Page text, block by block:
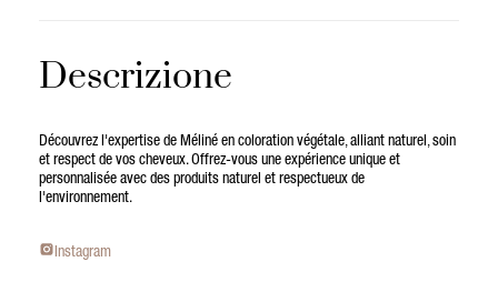
Descrizione
Découvrez l'expertise de Méliné en coloration végétale, alliant naturel, soin
et respect de vos cheveux. Offrez-vous une expérience unique et
personnalisée avec des produits naturel et respectueux de
l'environnement.
Instagram